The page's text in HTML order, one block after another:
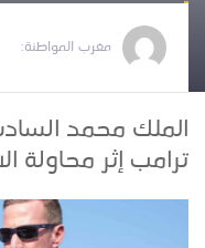
مغرب المواطنة:
الملك محمد
ترامب إثر محاولة